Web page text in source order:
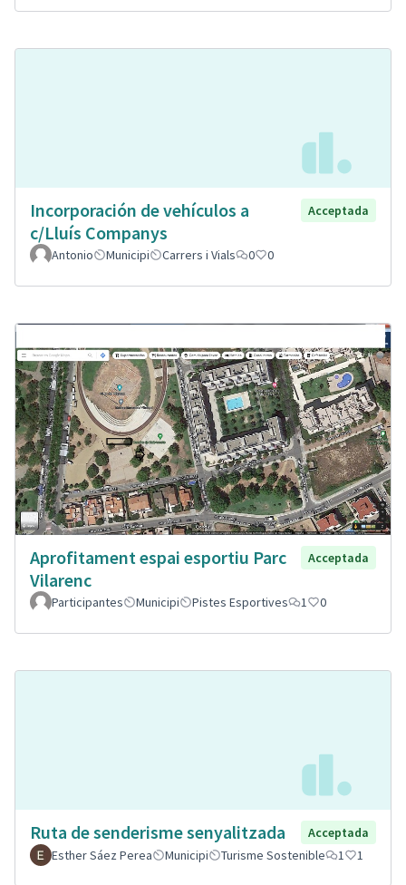
Incorporación de vehículos a
c/Lluís Companys
Acceptada
Antonio Municipi Carrers i Vials 0 0
Aprofitament espai esportiu Parc
Vilarenc
Acceptada
Participantes Municipi Pistes Esportives 1 0
Ruta de senderisme senyalitzada
Acceptada
Esther Sáez Perea
Municipi Turisme Sostenible 1 1